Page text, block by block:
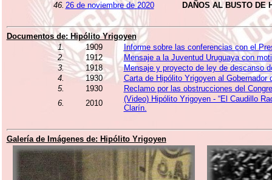
46. 26 de noviembre de 2020 DAÑOS AL BUSTO DE
Documentos de: Hipólito Yrigoyen
1.
1909
Informe sobre las conferencias con el
2.
1912
Mensaje a la Juventud Uruguaya con
3.
1918
Mensaje y proyecto de ley de descanso
4.
1930
Carta de Hipólito Yrigoyen al Gobernador
5.
1930
Reclamo por las obstrucciones del
6.
2010
(Video) Hipólito Yrigoyen - “El Caudillo
Clarín.
Galería de Imágenes de: Hipólito Yrigoyen